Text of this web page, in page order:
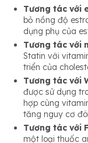
Tương tác với
bỏ nồng độ
dụng phụ của
Tương tác với
Statin với
triển của
Tương tác với
được sử dụng
hợp cùng
tăng nguy cơ
Tương tác với
một loại thuốc